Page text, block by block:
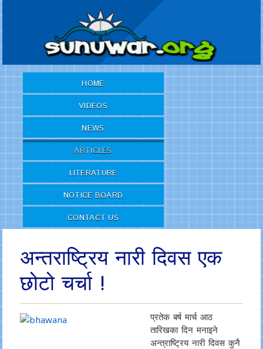
HOME
VIDEOS
NEWS
ARTICLES
LITERATURE
NOTICE BOARD
CONTACT US
अन्तराष्ट्रिय नारी दिवस एक
छोटो चर्चा !
प्रतेक बर्ष मार्च आठ
तारिखका दिन मनाइने
अन्त्राष्ट्रिय नारी दिवस कुनै